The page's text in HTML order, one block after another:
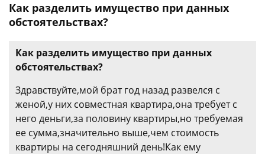
Как разделить имущество при данных
обстоятельствах?
Как разделить имущество при данных
обстоятельствах?
Здравствуйте,мой брат год назад развелся с
женой,у них совместная квартира,она требует с
него деньги,за половину квартиры,но требуемая
ее сумма,значительно выше,чем стоимость
квартиры на сегодняшний день!Как ему